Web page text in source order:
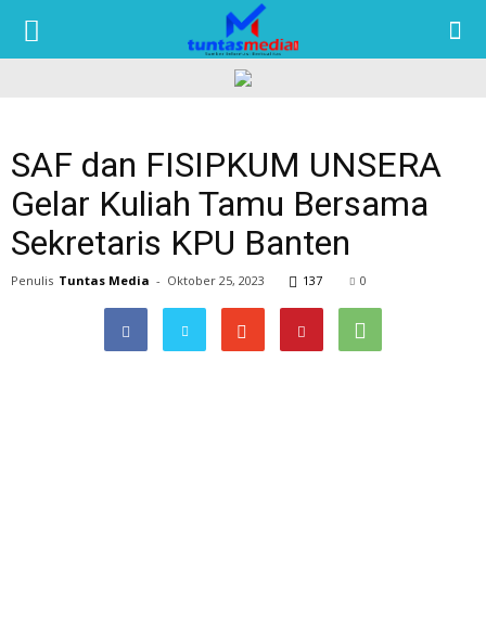
SAF dan FISIPKUM UNSERA
Gelar Kuliah Tamu Bersama
Sekretaris KPU Banten
Penulis Tuntas Media - Oktober 25, 2023 137 0